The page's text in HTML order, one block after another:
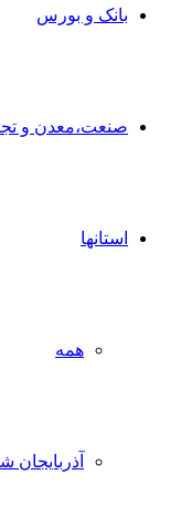
بانک و بورس
صنعت،معدن و
استانها
همه
آذربایجان